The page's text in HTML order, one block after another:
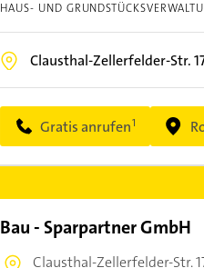
HAUS- UND
Clausthal-Zellerfelder-Str.
Gratis anrufen
Bau - Sparpartner GmbH
Clausthal-Zellerfelder-Str.